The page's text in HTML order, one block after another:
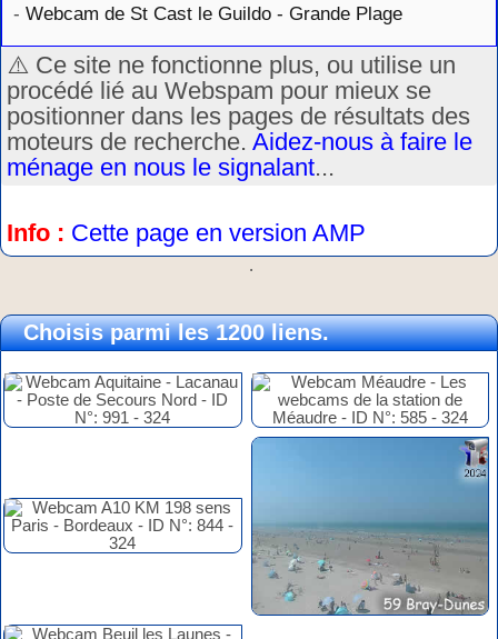
- Webcam de St Cast le Guildo - Grande Plage
⚠️ Ce site ne fonctionne plus, ou utilise un
procédé lié au Webspam pour mieux se
positionner dans les pages de résultats des
moteurs de recherche. Aidez-nous à faire le
ménage en nous le signalant...
Info : Cette page en version AMP
.
Choisis parmi les 1200 liens.